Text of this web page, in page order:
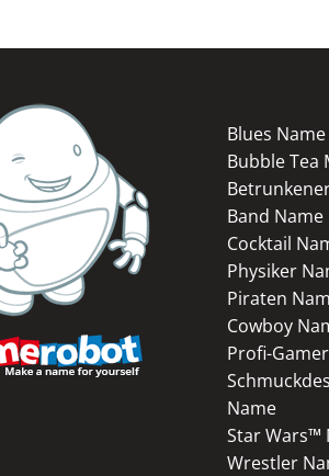
Blues Name
Bubble Tea
Band Name
Cocktail
Physiker
Piraten
Cowboy
Profi-
Name
Star Wars™
Wrestler